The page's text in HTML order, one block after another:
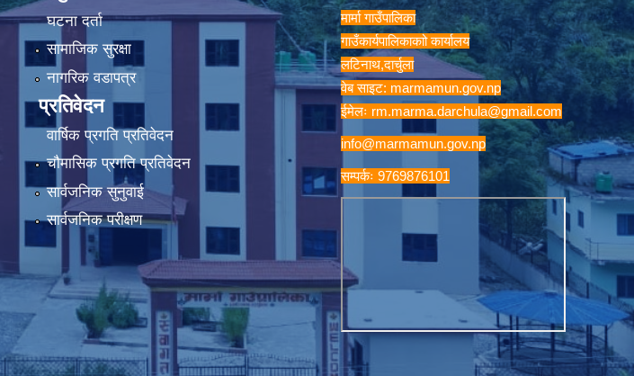
घटना दर्ता
सामाजिक सुरक्षा
नागरिक वडापत्र
प्रतिवेदन
वार्षिक प्रगति प्रतिवेदन
चौमासिक प्रगति प्रतिवेदन
सार्वजनिक सुनुवाई
सार्वजनिक परीक्षण
मार्मा गाउँपालिका
गाउँकार्यपालिकाकाो कार्यालय
लटिनाथ,दार्चुला
वेब साइट: marmamun.gov.np
ईमेलः rm.marma.darchula@gmail.com
info@marmamun.gov.np
सम्पर्कः 9769876101